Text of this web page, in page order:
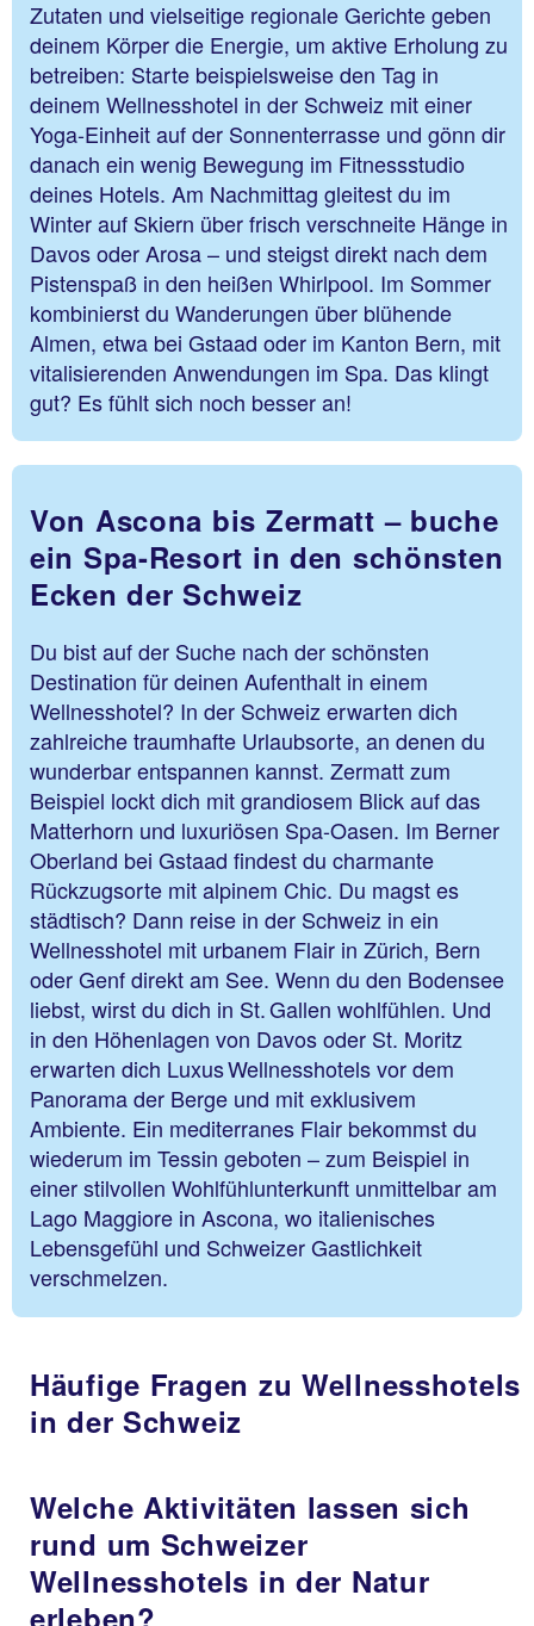
Zutaten und vielseitige regionale Gerichte geben
deinem Körper die Energie, um aktive Erholung zu
betreiben: Starte beispielsweise den Tag in
deinem Wellnesshotel in der Schweiz mit einer
Yoga-Einheit auf der Sonnenterrasse und gönn dir
danach ein wenig Bewegung im Fitnessstudio
deines Hotels. Am Nachmittag gleitest du im
Winter auf Skiern über frisch verschneite Hänge in
Davos oder Arosa – und steigst direkt nach dem
Pistenspaß in den heißen Whirlpool. Im Sommer
kombinierst du Wanderungen über blühende
Almen, etwa bei Gstaad oder im Kanton Bern, mit
vitalisierenden Anwendungen im Spa. Das klingt
gut? Es fühlt sich noch besser an!
Von Ascona bis Zermatt – buche
ein Spa-Resort in den schönsten
Ecken der Schweiz
Du bist auf der Suche nach der schönsten
Destination für deinen Aufenthalt in einem
Wellnesshotel? In der Schweiz erwarten dich
zahlreiche traumhafte Urlaubsorte, an denen du
wunderbar entspannen kannst. Zermatt zum
Beispiel lockt dich mit grandiosem Blick auf das
Matterhorn und luxuriösen Spa-Oasen. Im Berner
Oberland bei Gstaad findest du charmante
Rückzugsorte mit alpinem Chic. Du magst es
städtisch? Dann reise in der Schweiz in ein
Wellnesshotel mit urbanem Flair in Zürich, Bern
oder Genf direkt am See. Wenn du den Bodensee
liebst, wirst du dich in St. Gallen wohlfühlen. Und
in den Höhenlagen von Davos oder St. Moritz
erwarten dich Luxus Wellnesshotels vor dem
Panorama der Berge und mit exklusivem
Ambiente. Ein mediterranes Flair bekommst du
wiederum im Tessin geboten – zum Beispiel in
einer stilvollen Wohlfühlunterkunft unmittelbar am
Lago Maggiore in Ascona, wo italienisches
Lebensgefühl und Schweizer Gastlichkeit
verschmelzen.
Häufige Fragen zu Wellnesshotels
in der Schweiz
Welche Aktivitäten lassen sich
rund um Schweizer
Wellnesshotels in der Natur
erleben?